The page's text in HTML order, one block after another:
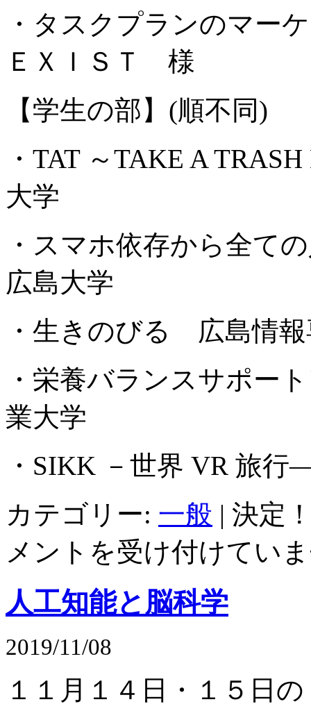
・タスクプランのマー
ＥＸＩＳＴ 様
【学生の部】(順不同)
・TAT ～TAKE A
大学
・スマホ依存から全
広島大学
・生きのびる 広島情
・栄養バランスサポー
業大学
・SIKK －世界 VR 旅
カテゴリー: 一般 | 決定
メントを受け付けてい
人工知能と脳科学
2019/11/08
１１月１４日・１５日